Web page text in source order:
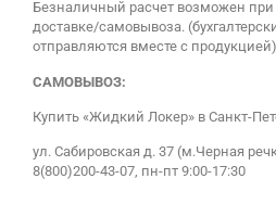
Безналичный расчет возможен
доставке/самовывоза.
отправляются вместе с
САМОВЫВОЗ:
Купить «Жидкий Локер» в Санкт-
ул. Сабировская д. 37 (м.Черная
8(800)200-43-07, пн-пт 9:00-17:30